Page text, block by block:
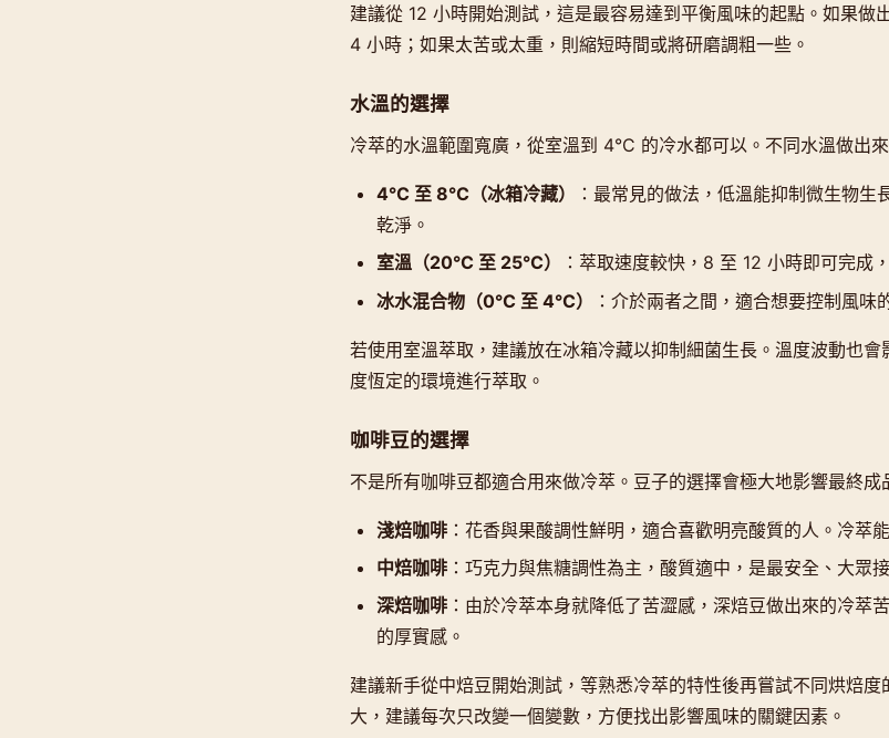
建議從 12 小時開始測試，這是最容易達到平衡風味的起點。如果做
4 小時；如果太苦或太重，則縮短時間或將研磨調粗一些。
水溫的選擇
冷萃的水溫範圍寬廣，從室溫到 4°C 的冷水都可以。不同水溫做出
4°C 至 8°C（冰箱冷藏）
：最常見的做法，低溫能抑制微生物
乾淨。
室溫（20°C 至 25°C）
：萃取速度較快，8 至 12 小時即可完成
冰水混合物（0°C 至 4°C）
：介於兩者之間，適合想要控制風味
若使用室溫萃取，建議放在冰箱冷藏以抑制細菌生長。溫度波動也
度恆定的環境進行萃取。
咖啡豆的選擇
不是所有咖啡豆都適合用來做冷萃。豆子的選擇會極大地影響最終成
淺焙咖啡 ：花香與果酸調性鮮明，適合喜歡明亮酸質的人。冷萃
中焙咖啡 ：巧克力與焦糖調性為主，酸質適中，是最安全、大眾
深焙咖啡 ：由於冷萃本身就降低了苦澀感，深焙豆做出來的冷萃
的厚實感。
建議新手從中焙豆開始測試，等熟悉冷萃的特性後再嘗試不同烘焙
大，建議每次只改變一個變數，方便找出影響風味的關鍵因素。